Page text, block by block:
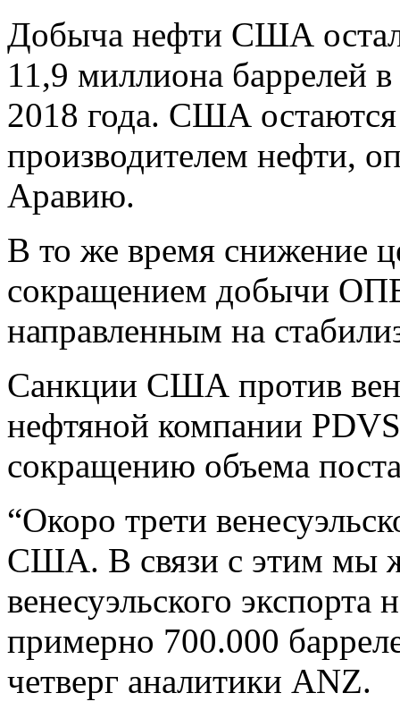
Добыча нефти США
11,9 миллиона баррелей
2018 года. США
производителем нефти,
Аравию.
В то же время снижение
сокращением добычи
направленным на
Санкции США против
нефтяной компании
сокращению объема
“Окоро трети
США. В связи с этим мы
венесуэльского
примерно 700.000
четверг аналитики ANZ.